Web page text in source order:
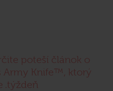
poteší článok o
Army Knife™, ktorý
.týždeň